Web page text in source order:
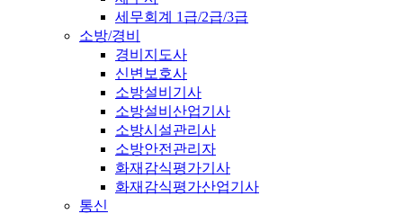
세무회계 1급/2급/3급
소방/경비
경비지도사
신변보호사
소방설비기사
소방설비산업기사
소방시설관리사
소방안전관리자
화재감식평가기사
화재감식평가산업기사
통신